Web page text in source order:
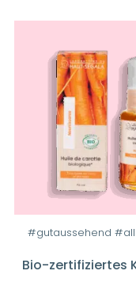
#gutaussehend
Bio-zertifiziertes